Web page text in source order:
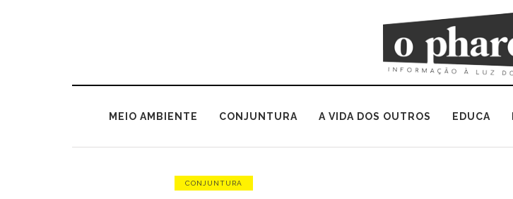
MEIO AMBIENTE CONJUNTURA A VIDA DOS OUTROS EDUCA
CONJUNTURA